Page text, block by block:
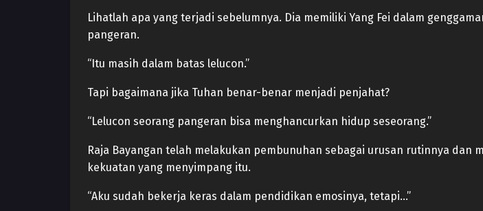
Lihatlah apa yang terjadi sebelumnya. Dia memiliki Yang Fei dalam
pangeran.
“Itu masih dalam batas lelucon.”
Tapi bagaimana jika Tuhan benar-benar menjadi penjahat?
“Lelucon seorang pangeran bisa menghancurkan hidup seseorang.”
Raja Bayangan telah melakukan pembunuhan sebagai urusan rutinnya dan
kekuatan yang menyimpang itu.
“Aku sudah bekerja keras dalam pendidikan emosinya, tetapi…”